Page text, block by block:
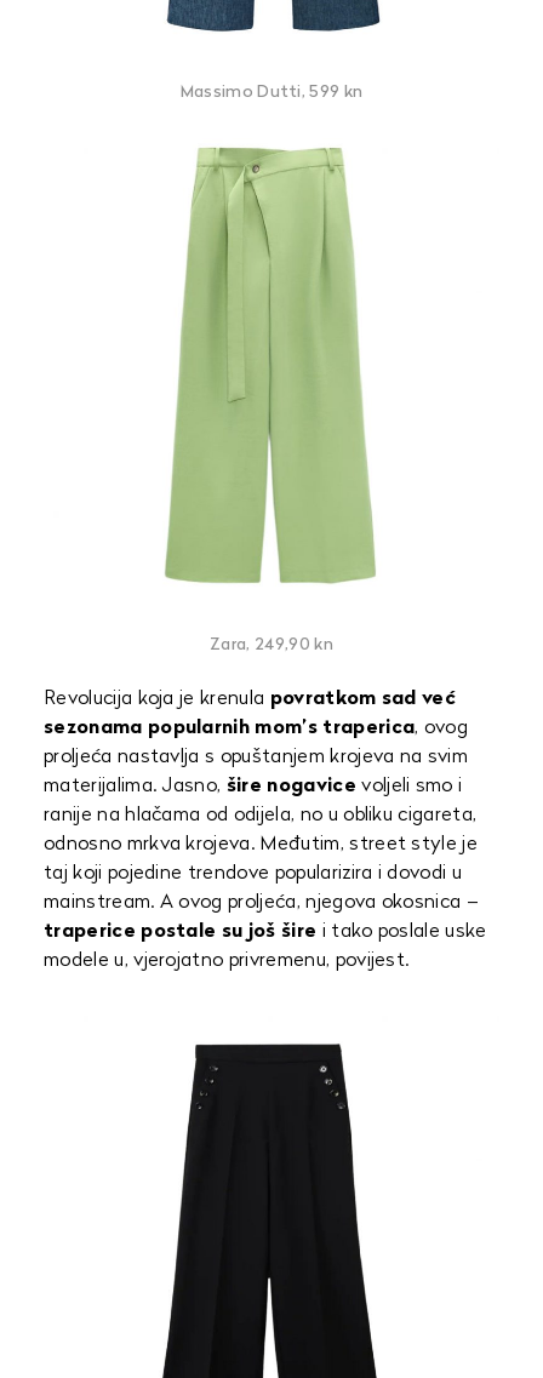
Massimo Dutti, 599 kn
Zara, 249,90 kn
Revolucija koja je krenula povratkom sad već
sezonama popularnih mom’s traperica, ovog
proljeća nastavlja s opuštanjem krojeva na svim
materijalima. Jasno, šire nogavice voljeli smo i
ranije na hlačama od odijela, no u obliku cigareta,
odnosno mrkva krojeva. Međutim, street style je
taj koji pojedine trendove popularizira i dovodi u
mainstream. A ovog proljeća, njegova okosnica –
traperice postale su još šire i tako poslale uske
modele u, vjerojatno privremenu, povijest.